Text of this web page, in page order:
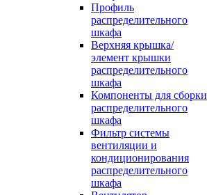
Профиль
распределительного
шкафа
Верхняя крышка/
элемент крышки
распределительного
шкафа
Компоненты для сборки
распределительного
шкафа
Фильтр системы
вентиляции и
кондиционирования
распределительного
шкафа